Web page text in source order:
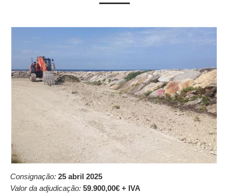
Consignação: 25 abril 2025
Valor da adjudicação: 59.900,00€ + IVA